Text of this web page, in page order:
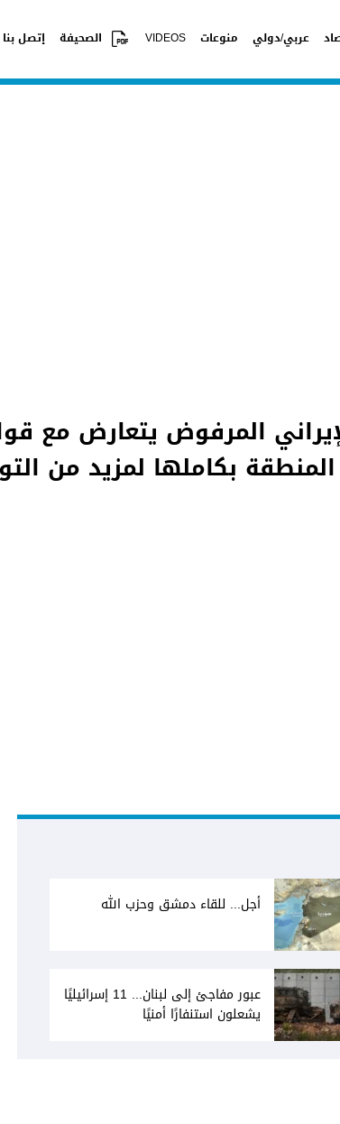
عربي/دولي منوعات VIDEOS الصحيفة إتصل بنا
المرفوض يتعارض مع
بكاملها لمزيد من
أجل... للقاء دمشق وحزب الله
عبور مفاجئ إلى لبنان... 11 إسرائيليًا
يشعلون استنفارًا أمنيًا